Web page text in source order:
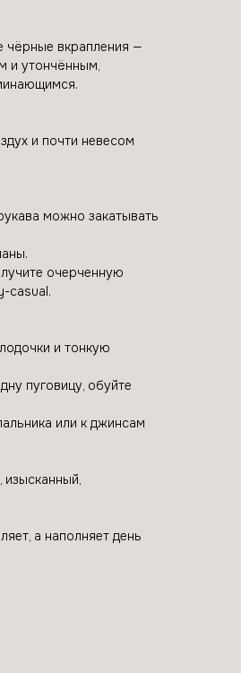
чёрные вкрапления —
и утончённым,
и почти невесом
можно закатывать
очерченную
casual.
и тонкую
пуговицу, обуйте
или к джинсам
изысканный,
а наполняет день